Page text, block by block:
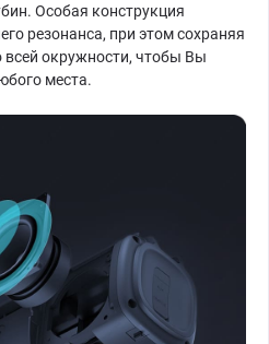
Особая конструкция
резонанса, при этом сохраняя
окружности, чтобы Вы
места.